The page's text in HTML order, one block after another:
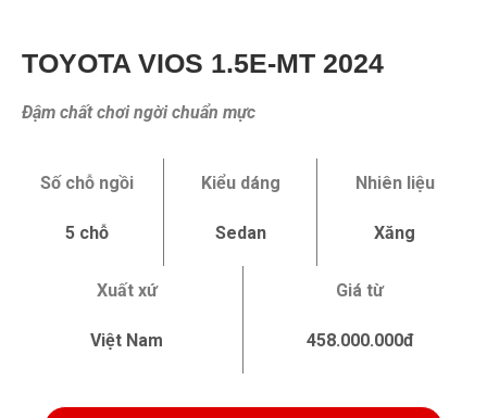
TOYOTA VIOS 1.5E-MT 2024
Đậm chất chơi ngời chuẩn mực
Số chỗ ngồi
5 chỗ
Kiểu dáng
Sedan
Nhiên liệu
Xăng
Xuất xứ
Việt Nam
Giá từ
458.000.000đ